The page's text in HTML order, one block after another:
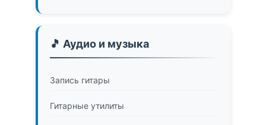
🎵 Аудио и музыка
Запись гитары
Гитарные утилиты